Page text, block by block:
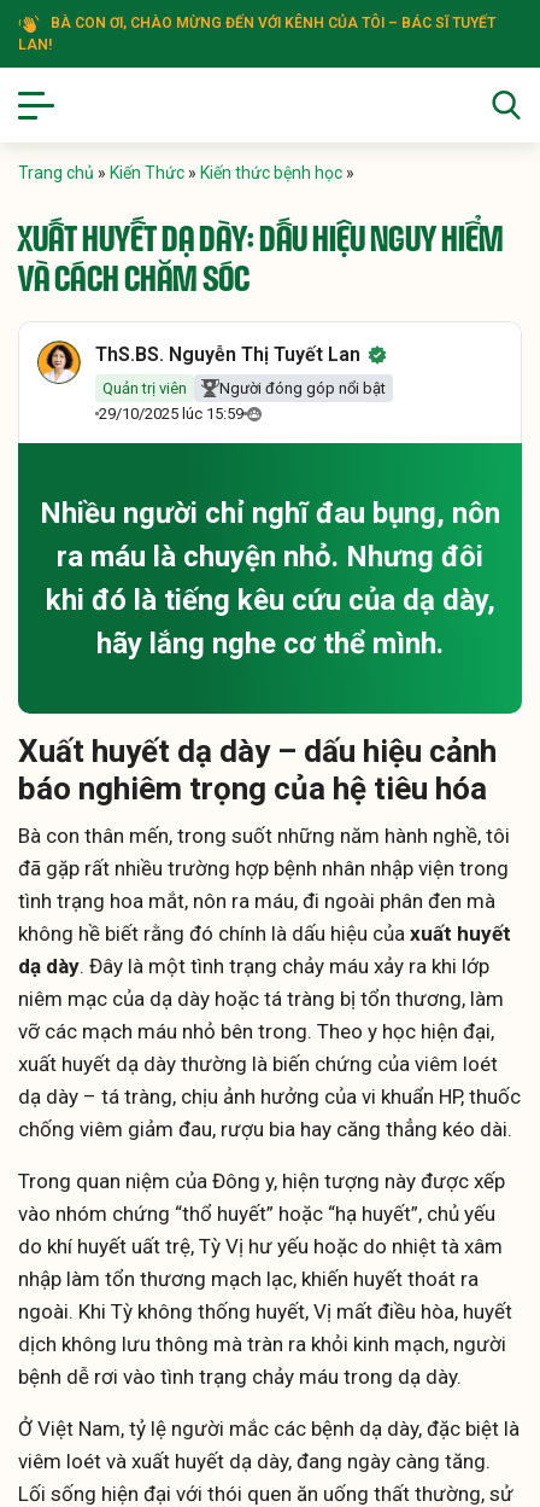
BÀ CON ƠI, CHÀO MỪNG ĐẾN VỚI KÊNH CỦA TÔI – BÁC SĨ TUYẾT
LAN!
Trang chủ » Kiến Thức » Kiến thức bệnh học »
XUẤT HUYẾT DẠ DÀY: DẤU HIỆU NGUY HIỂM
VÀ CÁCH CHĂM SÓC
ThS.BS. Nguyễn Thị Tuyết Lan
Quản trị viên
Người đóng góp nổi bật
29/10/2025 lúc 15:59
Nhiều người chỉ nghĩ đau bụng, nôn
ra máu là chuyện nhỏ. Nhưng đôi
khi đó là tiếng kêu cứu của dạ dày,
hãy lắng nghe cơ thể mình.
Xuất huyết dạ dày – dấu hiệu cảnh
báo nghiêm trọng của hệ tiêu hóa
Bà con thân mến, trong suốt những năm hành nghề, tôi
đã gặp rất nhiều trường hợp bệnh nhân nhập viện trong
tình trạng hoa mắt, nôn ra máu, đi ngoài phân đen mà
không hề biết rằng đó chính là dấu hiệu của xuất huyết
dạ dày. Đây là một tình trạng chảy máu xảy ra khi lớp
niêm mạc của dạ dày hoặc tá tràng bị tổn thương, làm
vỡ các mạch máu nhỏ bên trong. Theo y học hiện đại,
xuất huyết dạ dày thường là biến chứng của viêm loét
dạ dày – tá tràng, chịu ảnh hưởng của vi khuẩn HP, thuốc
chống viêm giảm đau, rượu bia hay căng thẳng kéo dài.
Trong quan niệm của Đông y, hiện tượng này được xếp
vào nhóm chứng “thổ huyết” hoặc “hạ huyết”, chủ yếu
do khí huyết uất trệ, Tỳ Vị hư yếu hoặc do nhiệt tà xâm
nhập làm tổn thương mạch lạc, khiến huyết thoát ra
ngoài. Khi Tỳ không thống huyết, Vị mất điều hòa, huyết
dịch không lưu thông mà tràn ra khỏi kinh mạch, người
bệnh dễ rơi vào tình trạng chảy máu trong dạ dày.
Ở Việt Nam, tỷ lệ người mắc các bệnh dạ dày, đặc biệt là
viêm loét và xuất huyết dạ dày, đang ngày càng tăng.
Lối sống hiện đại với thói quen ăn uống thất thường, sử